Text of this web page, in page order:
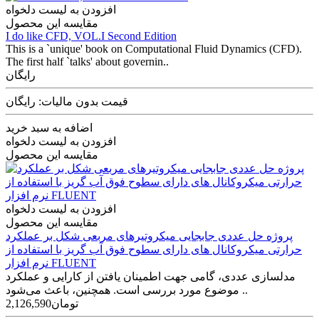
افزودن به لیست دلخواه
مقایسه این محصول
I do like CFD, VOL.I Second Edition
This is a `unique' book on Computational Fluid Dynamics (CFD).
The first half `talks' about governin..
رایگان
قیمت بدون مالیات: رایگان
اضافه به سبد خرید
افزودن به لیست دلخواه
مقایسه این محصول
افزودن به لیست دلخواه
مقایسه این محصول
پروژه حل عددی جابجایی میکروتیرهای مربعی شکل بر عملکرد
حرارتی میکروکانال های دارای سطوح فوق آب گریز با استفاده از
نرم افزار FLUENT
مدل­سازی عددی، گامی جهت اطمینان یافتن از کارایی و عملکرد
موضوع مورد بررسی است. همچنین، باعث می­‌شود ..
2,126,590تومان